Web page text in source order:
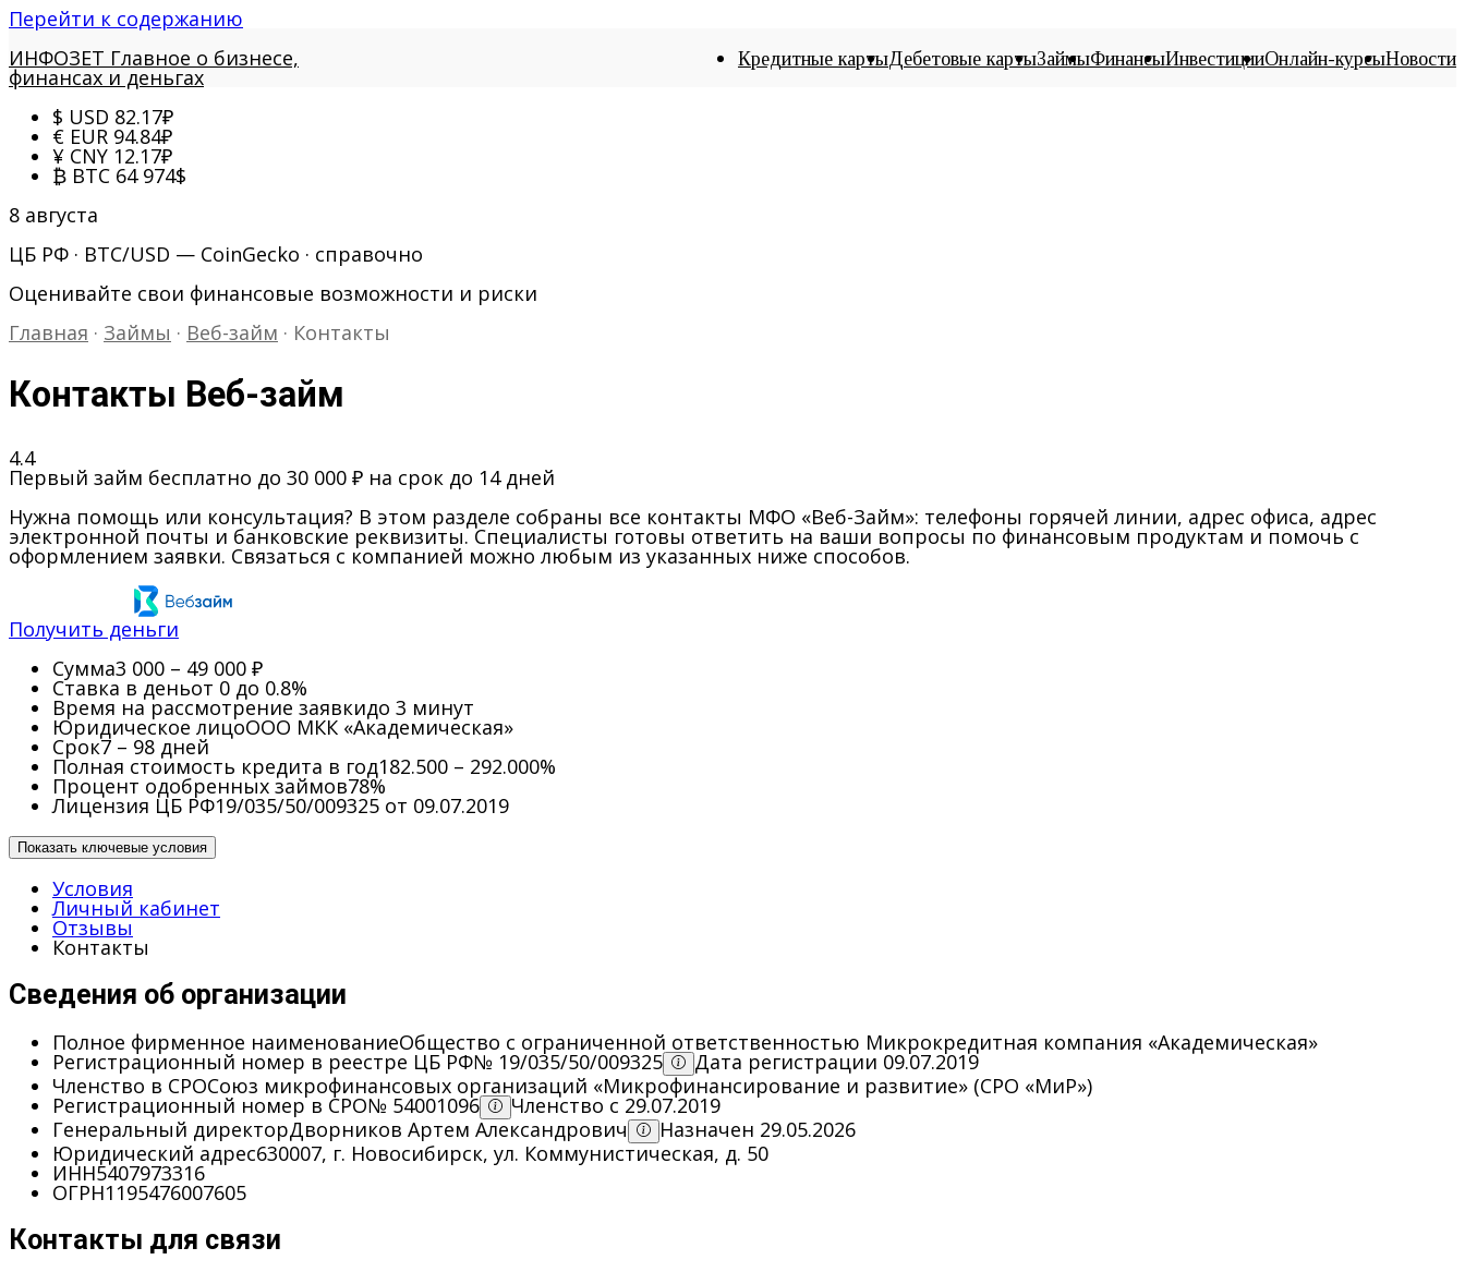
Перейти к содержанию
ИНФОЗЕТ Главное о бизнесе,
финансах и деньгах
Кредитные картыДебетовые картыЗаймыФинансыИнвестицииОнлайн-курсыНовости
$ USD 82.17₽
€ EUR 94.84₽
¥ CNY 12.17₽
₿ BTC 64 974$
8 августа
ЦБ РФ · BTC/USD — CoinGecko · справочно
Оценивайте свои финансовые возможности и риски
Главная · Займы · Веб-займ · Контакты
Контакты Веб-займ
4.4
Первый займ бесплатно до 30 000 ₽ на срок до 14 дней
Нужна помощь или консультация? В этом разделе собраны все контакты МФО «Веб-Займ»: телефоны горячей линии, адрес офиса, адрес
электронной почты и банковские реквизиты. Специалисты готовы ответить на ваши вопросы по финансовым продуктам и помочь с
оформлением заявки. Связаться с компанией можно любым из указанных ниже способов.
Получить деньги
Сумма3 000 – 49 000 ₽
Ставка в деньот 0 до 0.8%
Время на рассмотрение заявкидо 3 минут
Юридическое лицоООО МКК «Академическая»
Срок7 – 98 дней
Полная стоимость кредита в год182.500 – 292.000%
Процент одобренных займов78%
Лицензия ЦБ РФ19/035/50/009325 от 09.07.2019
Показать ключевые условия
Условия
Личный кабинет
Отзывы
Контакты
Сведения об организации
Полное фирменное наименованиеОбщество с ограниченной ответственностью Микрокредитная компания «Академическая»
Регистрационный номер в реестре ЦБ РФ№ 19/035/50/009325
Дата регистрации 09.07.2019
Членство в СРОСоюз микрофинансовых организаций «Микрофинансирование и развитие» (СРО «МиР»)
Регистрационный номер в СРО№ 54001096
Членство с 29.07.2019
Генеральный директорДворников Артем Александрович
Назначен 29.05.2026
Юридический адрес630007, г. Новосибирск, ул. Коммунистическая, д. 50
ИНН5407973316
ОГРН1195476007605
Контакты для связи